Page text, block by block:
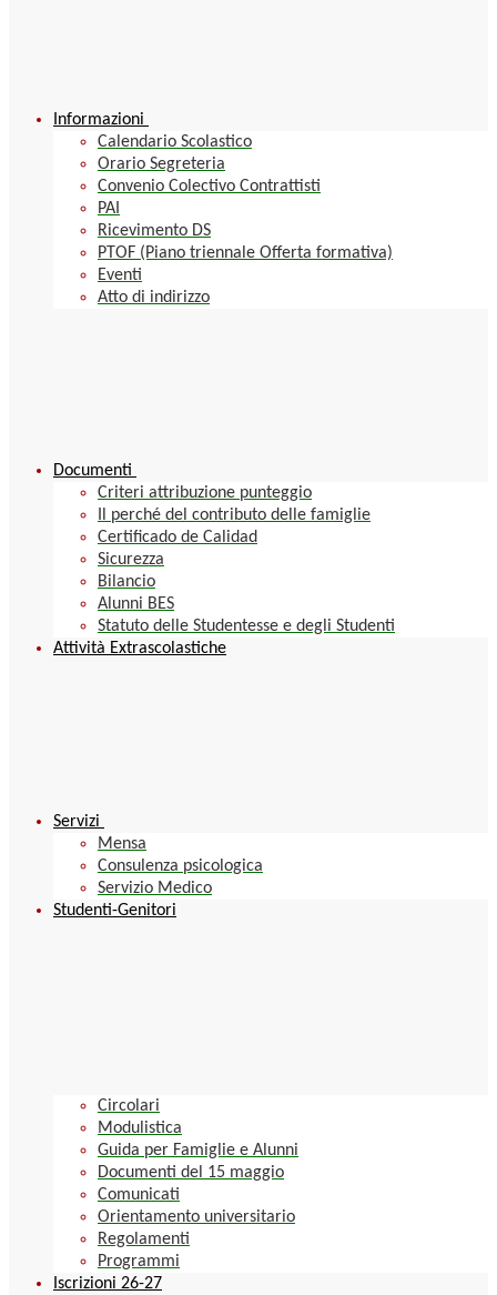
Informazioni
Calendario Scolastico
Orario Segreteria
Convenio Colectivo Contrattisti
PAI
Ricevimento DS
PTOF (Piano triennale Offerta formativa)
Eventi
Atto di indirizzo
Documenti
Criteri attribuzione punteggio
Il perché del contributo delle famiglie
Certificado de Calidad
Sicurezza
Bilancio
Alunni BES
Statuto delle Studentesse e degli Studenti
Attività Extrascolastiche
Servizi
Mensa
Consulenza psicologica
Servizio Medico
Studenti-Genitori
Circolari
Modulistica
Guida per Famiglie e Alunni
Documenti del 15 maggio
Comunicati
Orientamento universitario
Regolamenti
Programmi
Iscrizioni 26-27